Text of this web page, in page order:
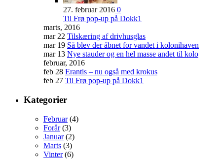
27. februar 2016 0
Til Frø pop-up på Dokk1
marts, 2016
mar 22 Tilskæring af drivhusglas
mar 19 Så blev der åbnet for vandet i kolonihaven
mar 13 Nye stauder og en hel masse andet til kolo
februar, 2016
feb 28 Erantis – nu også med krokus
feb 27 Til Frø pop-up på Dokk1
Kategorier
Februar(4)
Forår(3)
Januar(2)
Marts (3)
Vinter(6)